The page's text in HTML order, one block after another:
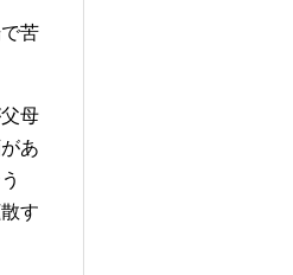
苦
母
あ
す